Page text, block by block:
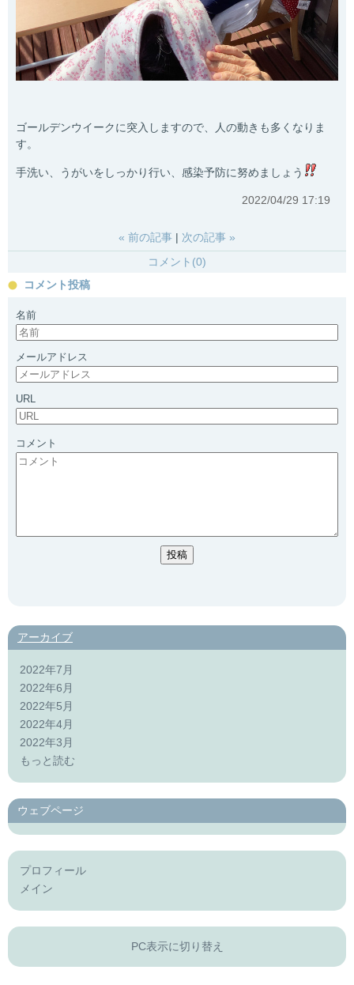
ゴールデンウイークに突入しますので、人の動きも多くなりま
す。
手洗い、うがいをしっかり行い、感染予防に努めましょう
2022/04/29 17:19
« 前の記事 次の記事 »
コメント(0)
コメント投稿
名前
メールアドレス
URL
コメント
アーカイブ
2022年7月
2022年6月
2022年5月
2022年4月
2022年3月
もっと読む
ウェブページ
プロフィール
メイン
PC表示に切り替え